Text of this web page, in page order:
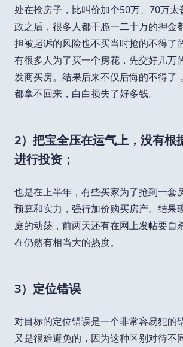
处在抢房子，比叫价加个50万、70万
政之后，很多人都干脆一二十万的押金
担被起诉的风险也不买当时抢的不得了
有很多人为了买一个房花，先交好几万
发商买房。结果后来不仅后悔的不得了
都拿不回来，白白损失了好多钱。
2）把宝全压在运气上，没有根
进行投资；
也是在上半年，有些买家为了抢到一套
预算和实力，强行加价购买房产。结果
庭的动荡，前两天还有在网上发帖要自
在仍然有相当大的热度。
3）定位错误
对目标的定位错误是一个非常容易犯的
又是很难避免的，因为这种区别对待不